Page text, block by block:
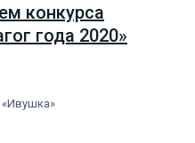
конкурса
года 2020»